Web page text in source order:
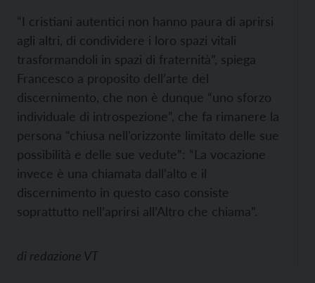
“I cristiani autentici non hanno paura di aprirsi
agli altri, di condividere i loro spazi vitali
trasformandoli in spazi di fraternità”, spiega
Francesco a proposito dell’arte del
discernimento, che non è dunque “uno sforzo
individuale di introspezione”, che fa rimanere la
persona “chiusa nell’orizzonte limitato delle sue
possibilità e delle sue vedute”: “La vocazione
invece è una chiamata dall’alto e il
discernimento in questo caso consiste
soprattutto nell’aprirsi all’Altro che chiama”.
di redazione VT